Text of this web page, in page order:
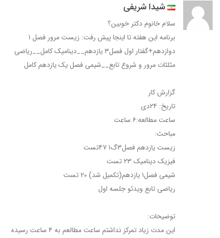
شیدا شریفی
سلام خانوم دکتر خوبین؟
برنامه این هفته تا اینجا پیش رفت: زیست مرور فصل ۱
دوازدهم+گفتار اول فصل۳ یازدهم__دینامیک کامل__ریاضی
مثلثات مرور و شروع تابع__شیمی فصل یک یازدهم کامل
گزارش کار
تاریخ: ۲۴دی
ساعت مطالعه:۶ ساعت
مباحث:
زیست یازدهم فصل۳گ۱ ۴۷تست
فیزیک دینامیک ۲۳ تست
شیمی فصل۱ یازدهم(تکمیل شد) ۲۰ تست
ریاضی تابع ویدئو جلسه اول
توضیحات:
این مدت زیاد تمرکز نداشتم ساعت مطالعم به ۴ ساعت رسیده